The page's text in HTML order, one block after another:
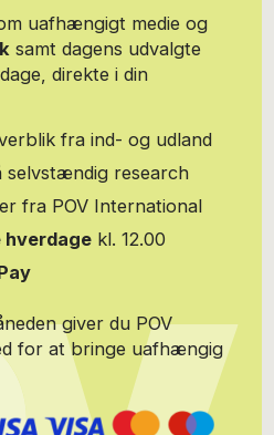
I 2005 blev han
for Militærhistorie, hvor han
militærhistorie. Han stoppede
H. Clemmesen var medlem af
og deltager ofte i den offentlige
samt om forsvaret og i
om dansk forsvarspolitik i
Kommandør af Dannebrog. Han
tjeneste ved Hæren,
række udenlandske medaljer og
uafhængigt medie og
samt dagens udvalgte
direkte i din
fra ind- og udland
selvstændig research
fra POV International
hverdage kl. 12.00
giver du POV
for at bringe uafhængig